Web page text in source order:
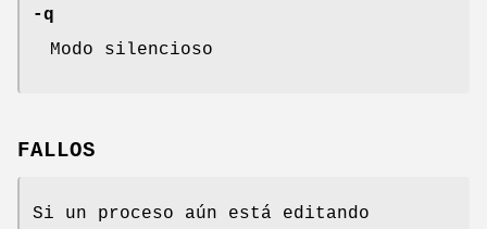
-q
Modo silencioso
FALLOS
Si un proceso aún está editando